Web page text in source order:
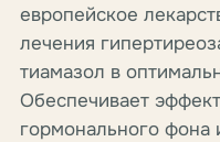
европейское
лечения
тиамазол в
Обеспечивает
гормонального фона